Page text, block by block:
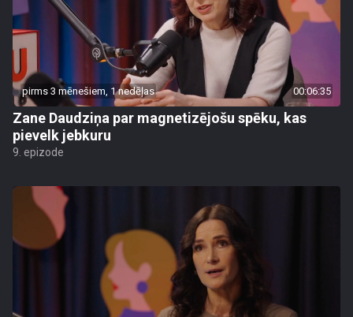
pirms 3 mēnešiem, 1 nedēļas 00:06:35
Zane Daudziņa par magnetizējošu spēku, kas
pievelk jebkuru
9. epizode